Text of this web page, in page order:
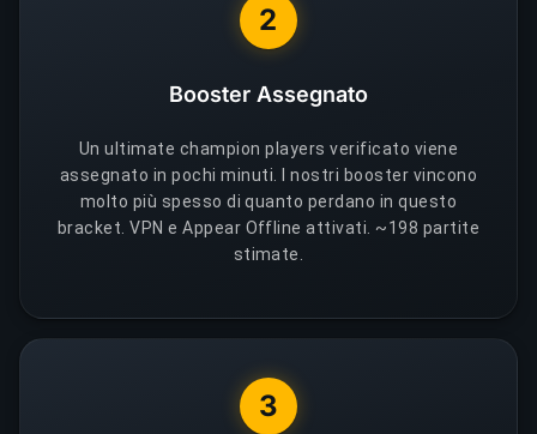
2
Booster Assegnato
Un ultimate champion players verificato viene
assegnato in pochi minuti. I nostri booster vincono
molto più spesso di quanto perdano in questo
bracket. VPN e Appear Offline attivati. ~198 partite
stimate.
3